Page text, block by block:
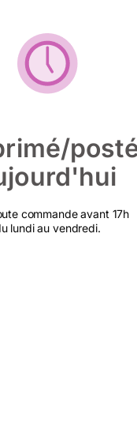
commande avant 17h
lundi au vendredi.